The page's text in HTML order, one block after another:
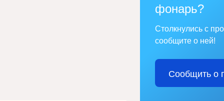
фонарь?
Столкнулись с
сообщите о ней!
Сообщить о